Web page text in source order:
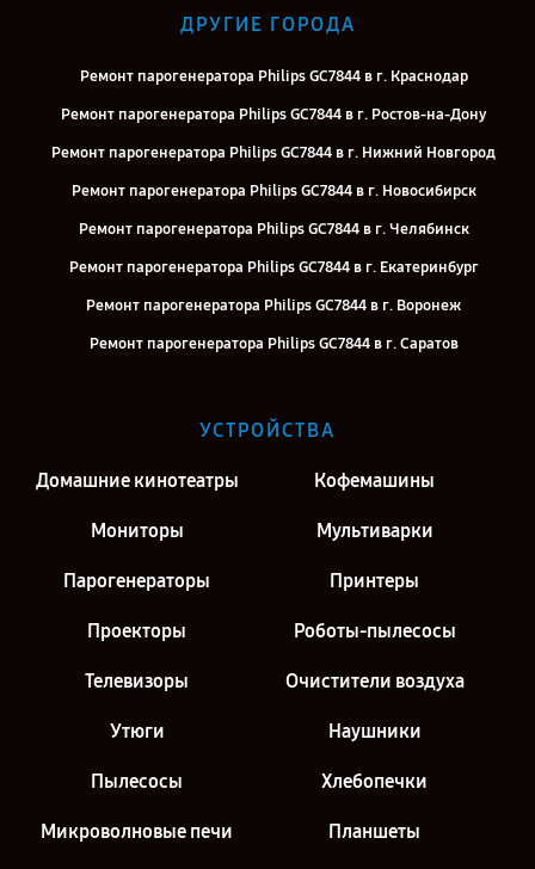
ДРУГИЕ ГОРОДА
Ремонт парогенератора Philips GC7844 в г. Краснодар
Ремонт парогенератора Philips GC7844 в г. Ростов-на-Дону
Ремонт парогенератора Philips GC7844 в г. Нижний Новгород
Ремонт парогенератора Philips GC7844 в г. Новосибирск
Ремонт парогенератора Philips GC7844 в г. Челябинск
Ремонт парогенератора Philips GC7844 в г. Екатеринбург
Ремонт парогенератора Philips GC7844 в г. Воронеж
Ремонт парогенератора Philips GC7844 в г. Саратов
Ремонт парогенератора Philips GC7844 в г. Москва
УСТРОЙСТВА
Домашние кинотеатры Кофемашины
Мониторы Мультиварки
Парогенераторы Принтеры
Проекторы Роботы-пылесосы
Телевизоры Очистители воздуха
Утюги Наушники
Пылесосы Хлебопечки
Микроволновые печи Планшеты